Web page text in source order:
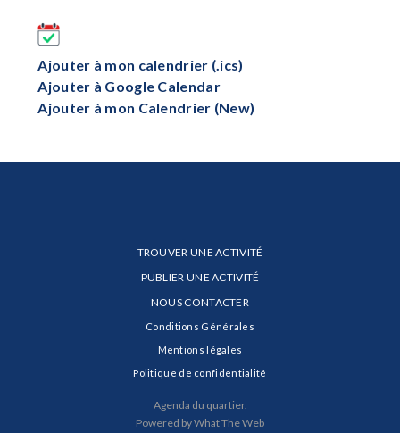
Ajouter à mon calendrier (.ics)
Ajouter à Google Calendar
Ajouter à mon Calendrier (New)
TROUVER UNE ACTIVITÉ
PUBLIER UNE ACTIVITÉ
NOUS CONTACTER
Conditions Générales
Mentions légales
Politique de confidentialité
Agenda du quartier.
Powered by What The Web